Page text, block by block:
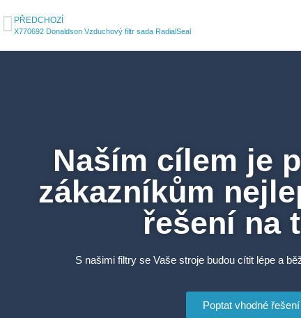
PŘEDCHOZÍ
X770692 Donaldson Vzduchový filtr sada RadialSeal
Naším cílem je
zákazníkům
řešení na
S našimi filtry se Vaše stroje budou cítit lépe a
Poptat vhodné řešení